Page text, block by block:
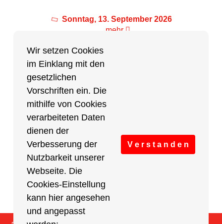
Wir setzen Cookies
im Einklang mit den
gesetzlichen
Vorschriften ein. Die
mithilfe von Cookies
verarbeiteten Daten
dienen der
Verbesserung der
Nutzbarkeit unserer
Webseite. Die
Cookies-Einstellung
kann hier angesehen
und angepasst
V e r s t a n d e n
Sonntag, 13. September 2026
mehr
Partner des Breitensports